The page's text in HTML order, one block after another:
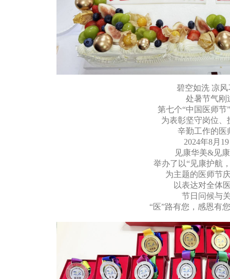
碧空如洗 凉风
处暑节气刚
第七个“中国医师节
为表彰坚守岗位、
辛勤工作的医
2024年8月
见康华美&见
举办了以“见康护航
为主题的医师节
以表达对全体
节日问候与
“医”路有您，感恩有